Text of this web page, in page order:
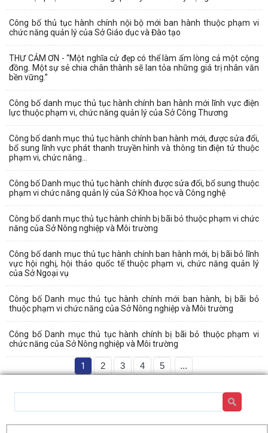
Công bố thủ tục hành chính nội bộ mới ban hành thuộc phạm vi
chức năng quản lý của Sở Giáo dục và Đào tạo
THƯ CẢM ƠN - “Một nghĩa cử đẹp có thể làm ấm lòng cả một cộng
đồng. Một sự sẻ chia chân thành sẽ lan tỏa những giá trị nhân văn
bền vững.”
Công bố danh mục thủ tục hành chính ban hành mới lĩnh vực điện
lực thuộc phạm vi, chức năng quản lý của Sở Công Thương
Công bố danh mục thủ tục hành chính ban hành mới, được sửa đổi,
bổ sung lĩnh vực phát thanh truyền hình và thông tin điện tử thuộc
phạm vi, chức năng...
Công bố Danh mục thủ tục hành chính được sửa đổi, bổ sung thuộc
phạm vi chức năng quản lý của Sở Khoa học và Công nghệ
Công bố danh mục thủ tục hành chính bị bãi bỏ thuộc phạm vi chức
năng của Sở Nông nghiệp và Môi trường
Công bố danh mục thủ tục hành chính ban hành mới, bị bãi bỏ lĩnh
vực hội nghị, hội thảo quốc tế thuộc phạm vi, chức năng quản lý
của Sở Ngoại vụ
Công bố Danh mục thủ tục hành chính mới ban hành, bị bãi bỏ
thuộc phạm vi chức năng của Sở Nông nghiệp và Môi trường
Công bố Danh mục thủ tục hành chính bị bãi bỏ thuộc phạm vi
chức năng của Sở Nông nghiệp và Môi trường
1 2 3 4 5 ...